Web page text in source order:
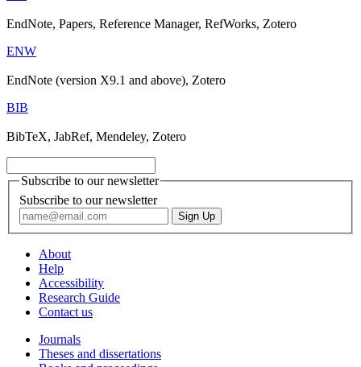
EndNote, Papers, Reference Manager, RefWorks, Zotero
ENW
EndNote (version X9.1 and above), Zotero
BIB
BibTeX, JabRef, Mendeley, Zotero
Subscribe to our newsletter
Subscribe to our newsletter
About
Help
Accessibility
Research Guide
Contact us
Journals
Theses and dissertations